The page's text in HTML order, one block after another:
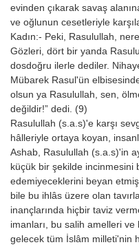
evinden çıkarak savaş
ve oğlunun cesetleriyle
Kadın:- Peki, Rasulullah,
Gözleri, dört bir yanda
dosdoğru ilerle dediler.
Mübarek Rasul'ün
olsun ya Rasulullah, sen,
değildir!” dedi. (9)
Rasulullah (s.a.s)'e karşı
hâlleriyle ortaya koyan,
Ashab, Rasulullah (s.a.s)'in
küçük bir şekilde incinmesini
edemiyeceklerini beyan
bile bu ihlâs üzere olan
inançlarında hiçbir taviz
imanları, bu salih amelleri ve
gelecek tüm İslâm milleti'nin